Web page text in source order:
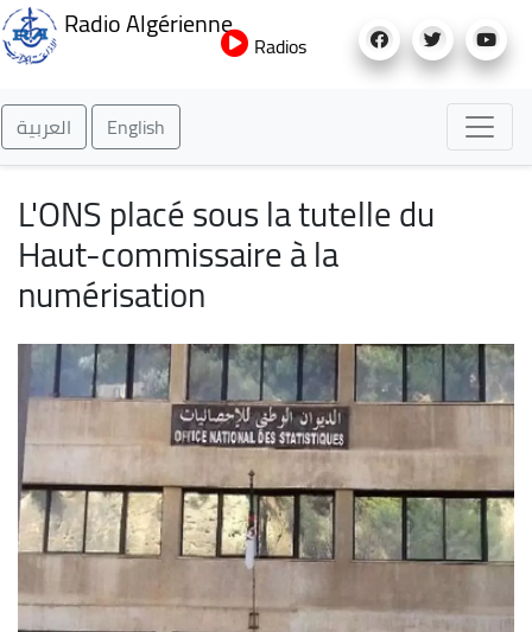
au
Radio Algérienne
Radios
العربية English
L'ONS placé sous la tutelle du
Haut-commissaire à la
numérisation